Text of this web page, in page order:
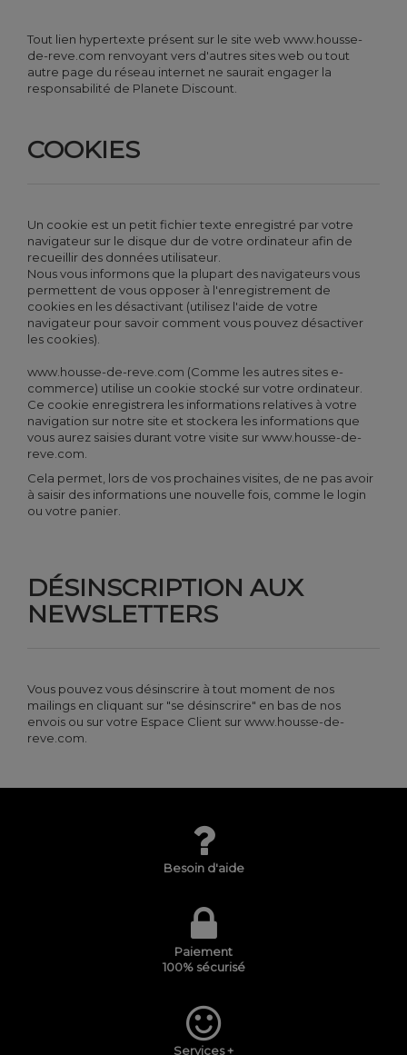
Tout lien hypertexte présent sur le site web www.housse-
de-reve.com renvoyant vers d'autres sites web ou tout
autre page du réseau internet ne saurait engager la
responsabilité de Planete Discount.
COOKIES
Un cookie est un petit fichier texte enregistré par votre
navigateur sur le disque dur de votre ordinateur afin de
recueillir des données utilisateur.
Nous vous informons que la plupart des navigateurs vous
permettent de vous opposer à l'enregistrement de
cookies en les désactivant (utilisez l'aide de votre
navigateur pour savoir comment vous pouvez désactiver
les cookies).
www.housse-de-reve.com (Comme les autres sites e-
commerce) utilise un cookie stocké sur votre ordinateur.
Ce cookie enregistrera les informations relatives à votre
navigation sur notre site et stockera les informations que
vous aurez saisies durant votre visite sur www.housse-de-
reve.com.
Cela permet, lors de vos prochaines visites, de ne pas avoir
à saisir des informations une nouvelle fois, comme le login
ou votre panier.
DÉSINSCRIPTION AUX
NEWSLETTERS
Vous pouvez vous désinscrire à tout moment de nos
mailings en cliquant sur "se désinscrire" en bas de nos
envois ou sur votre Espace Client sur www.housse-de-
reve.com.
Besoin d'aide
Paiement
100% sécurisé
Services +